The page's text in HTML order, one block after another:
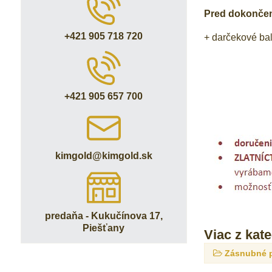
Pred
+ darčekové
Viac z
Zásnubné
+421 905 718 720
+421 905 657 700
kimgold​@kimgold​.sk
predaňa - Kukučínova 17,
Piešťany